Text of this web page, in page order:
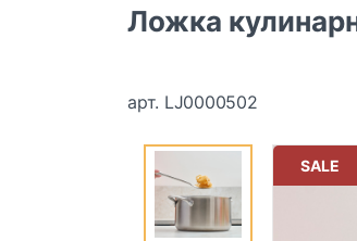
Ложка
арт. LJ0000502
SALE